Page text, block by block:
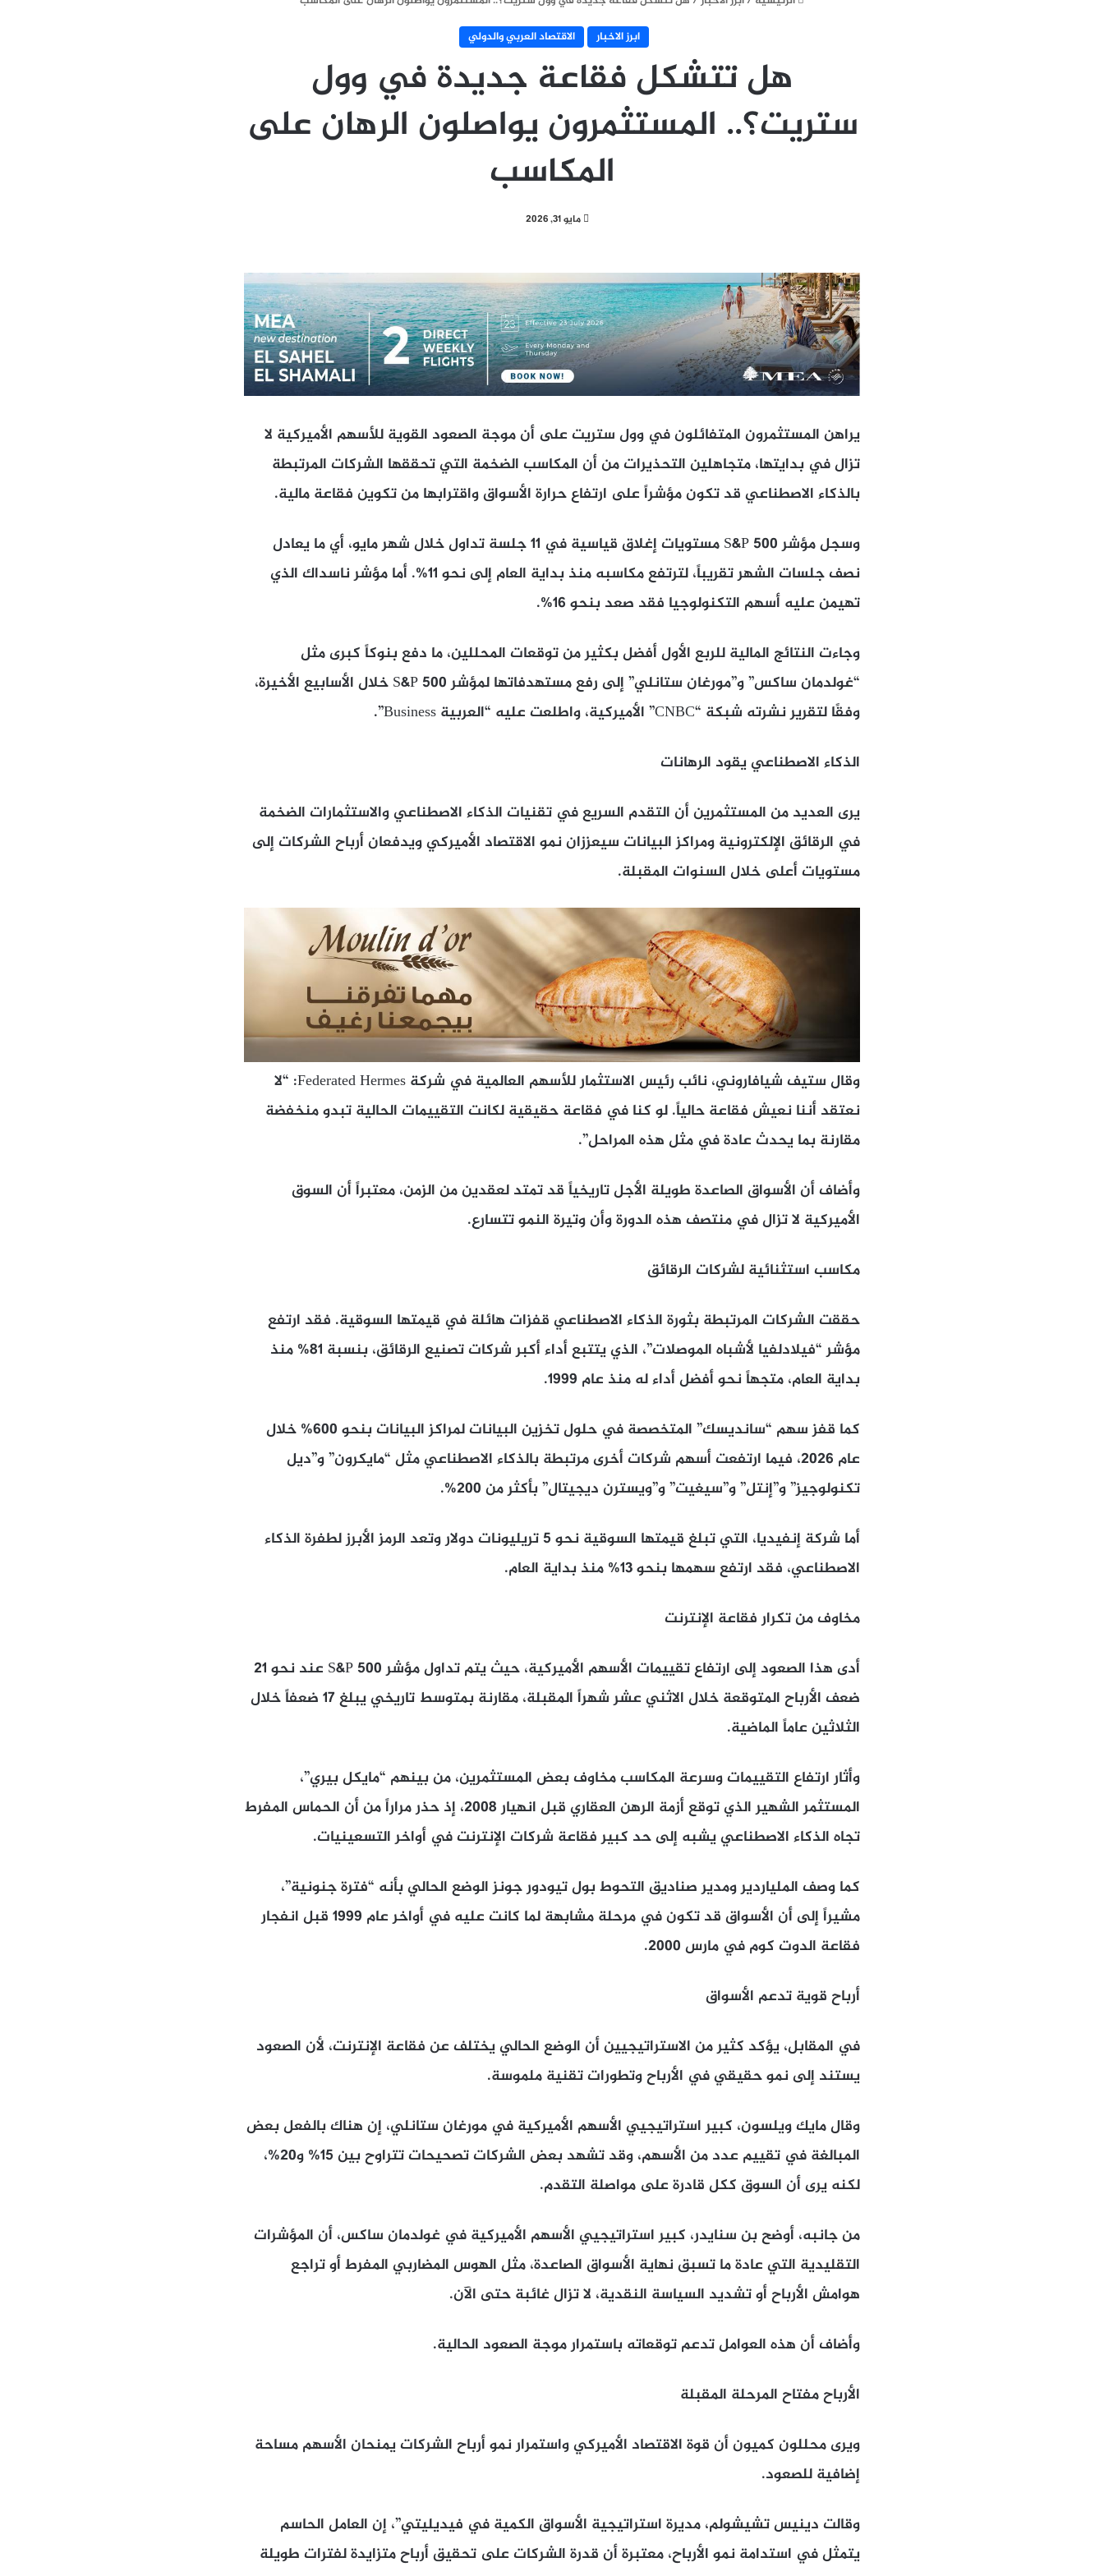
ابرز الاخبار
الاقتصاد العربي والدولي
هل تتشكل فقاعة جديدة في وول
ستريت؟.. المستثمرون يواصلون الرهان على
المكاسب
مايو 31, 2026
يراهن المستثمرون المتفائلون في وول ستريت على أن موجة الصعود القوية للأسهم الأميركية لا
تزال في بدايتها، متجاهلين التحذيرات من أن المكاسب الضخمة التي تحققها الشركات المرتبطة
بالذكاء الاصطناعي قد تكون مؤشراً على ارتفاع حرارة الأسواق واقترابها من تكوين فقاعة مالية.
وسجل مؤشر S&P 500 مستويات إغلاق قياسية في 11 جلسة تداول خلال شهر مايو، أي ما يعادل
نصف جلسات الشهر تقريباً، لترتفع مكاسبه منذ بداية العام إلى نحو 11%. أما مؤشر ناسداك الذي
تهيمن عليه أسهم التكنولوجيا فقد صعد بنحو 16%.
وجاءت النتائج المالية للربع الأول أفضل بكثير من توقعات المحللين، ما دفع بنوكاً كبرى مثل
“غولدمان ساكس” و”مورغان ستانلي” إلى رفع مستهدفاتها لمؤشر S&P 500 خلال الأسابيع الأخيرة،
وفقًا لتقرير نشرته شبكة “CNBC” الأميركية، واطلعت عليه “العربية Business”.
الذكاء الاصطناعي يقود الرهانات
يرى العديد من المستثمرين أن التقدم السريع في تقنيات الذكاء الاصطناعي والاستثمارات الضخمة
في الرقائق الإلكترونية ومراكز البيانات سيعززان نمو الاقتصاد الأميركي ويدفعان أرباح الشركات إلى
مستويات أعلى خلال السنوات المقبلة.
وقال ستيف شيافاروني، نائب رئيس الاستثمار للأسهم العالمية في شركة Federated Hermes: “لا
نعتقد أننا نعيش فقاعة حالياً. لو كنا في فقاعة حقيقية لكانت التقييمات الحالية تبدو منخفضة
مقارنة بما يحدث عادة في مثل هذه المراحل”.
وأضاف أن الأسواق الصاعدة طويلة الأجل تاريخياً قد تمتد لعقدين من الزمن، معتبراً أن السوق
الأميركية لا تزال في منتصف هذه الدورة وأن وتيرة النمو تتسارع.
مكاسب استثنائية لشركات الرقائق
حققت الشركات المرتبطة بثورة الذكاء الاصطناعي قفزات هائلة في قيمتها السوقية. فقد ارتفع
مؤشر “فيلادلفيا لأشباه الموصلات”، الذي يتتبع أداء أكبر شركات تصنيع الرقائق، بنسبة 81% منذ
بداية العام، متجهاً نحو أفضل أداء له منذ عام 1999.
كما قفز سهم “سانديسك” المتخصصة في حلول تخزين البيانات لمراكز البيانات بنحو 600% خلال
عام 2026، فيما ارتفعت أسهم شركات أخرى مرتبطة بالذكاء الاصطناعي مثل “مايكرون” و”ديل
تكنولوجيز” و”إنتل” و”سيغيت” و”ويسترن ديجيتال” بأكثر من 200%.
أما شركة إنفيديا، التي تبلغ قيمتها السوقية نحو 5 تريليونات دولار وتعد الرمز الأبرز لطفرة الذكاء
الاصطناعي، فقد ارتفع سهمها بنحو 13% منذ بداية العام.
مخاوف من تكرار فقاعة الإنترنت
أدى هذا الصعود إلى ارتفاع تقييمات الأسهم الأميركية، حيث يتم تداول مؤشر S&P 500 عند نحو 21
ضعف الأرباح المتوقعة خلال الاثني عشر شهراً المقبلة، مقارنة بمتوسط تاريخي يبلغ 17 ضعفاً خلال
الثلاثين عاماً الماضية.
وأثار ارتفاع التقييمات وسرعة المكاسب مخاوف بعض المستثمرين، من بينهم “مايكل بيري”،
المستثمر الشهير الذي توقع أزمة الرهن العقاري قبل انهيار 2008، إذ حذر مراراً من أن الحماس المفرط
تجاه الذكاء الاصطناعي يشبه إلى حد كبير فقاعة شركات الإنترنت في أواخر التسعينيات.
كما وصف الملياردير ومدير صناديق التحوط بول تيودور جونز الوضع الحالي بأنه “فترة جنونية”،
مشيراً إلى أن الأسواق قد تكون في مرحلة مشابهة لما كانت عليه في أواخر عام 1999 قبل انفجار
فقاعة الدوت كوم في مارس 2000.
أرباح قوية تدعم الأسواق
في المقابل، يؤكد كثير من الاستراتيجيين أن الوضع الحالي يختلف عن فقاعة الإنترنت، لأن الصعود
يستند إلى نمو حقيقي في الأرباح وتطورات تقنية ملموسة.
وقال مايك ويلسون، كبير استراتيجيي الأسهم الأميركية في مورغان ستانلي، إن هناك بالفعل بعض
المبالغة في تقييم عدد من الأسهم، وقد تشهد بعض الشركات تصحيحات تتراوح بين 15% و20%،
لكنه يرى أن السوق ككل قادرة على مواصلة التقدم.
من جانبه، أوضح بن سنايدر، كبير استراتيجيي الأسهم الأميركية في غولدمان ساكس، أن المؤشرات
التقليدية التي عادة ما تسبق نهاية الأسواق الصاعدة، مثل الهوس المضاربي المفرط أو تراجع
هوامش الأرباح أو تشديد السياسة النقدية، لا تزال غائبة حتى الآن.
وأضاف أن هذه العوامل تدعم توقعاته باستمرار موجة الصعود الحالية.
الأرباح مفتاح المرحلة المقبلة
ويرى محللون كميون أن قوة الاقتصاد الأميركي واستمرار نمو أرباح الشركات يمنحان الأسهم مساحة
إضافية للصعود.
وقالت دينيس تشيشولم، مديرة استراتيجية الأسواق الكمية في فيديليتي”، إن العامل الحاسم
يتمثل في استدامة نمو الأرباح، معتبرة أن قدرة الشركات على تحقيق أرباح متزايدة لفترات طويلة